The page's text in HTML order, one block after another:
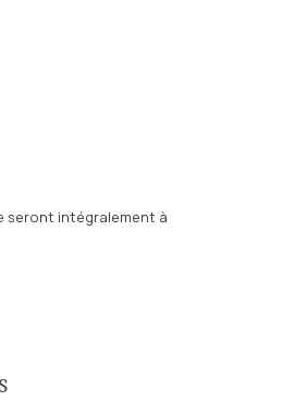
seront intégralement à